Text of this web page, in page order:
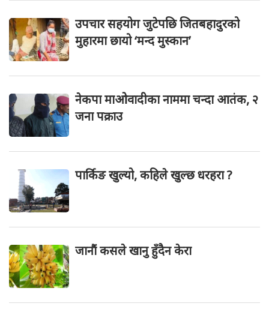
उपचार सहयोग जुटेपछि जितबहादुरको
मुहारमा छायो ‘मन्द मुस्कान’
नेकपा माओवादीका नाममा चन्दा आतंक, २
जना पक्राउ
पार्किङ खुल्यो, कहिले खुल्छ धरहरा ?
जानौं कसले खानु हुँदैन केरा